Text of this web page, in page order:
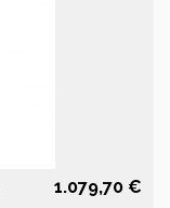
1.079,70 €